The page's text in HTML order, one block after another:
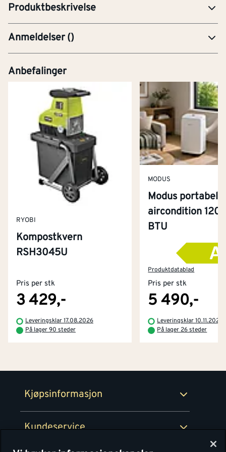
Produktbeskrivelse
Anmeldelser()
Anbefalinger
RYOBI
Kompostkvern
RSH3045U
Pris per stk
3 429,-
Leveringsklar 17.08.2026
På lager 90 steder
MODUS
Modus portabel
aircondition
BTU
Produktdatablad
Pris per stk
5 490,-
Leveringsklar 10.11.2026
På lager 26 steder
Kjøpsinformasjon
Kjøpsbetingelser
Retur- og angrerettsskjema
Kundeservice
Tjenester
Montér Klubb
Byggevarehus og åpningstider
Prismatch
Personvern